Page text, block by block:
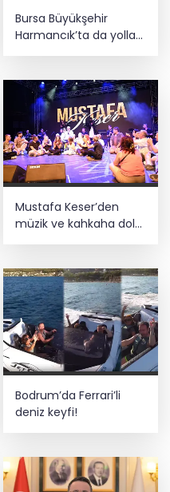
Bursa Büyükşehir
Harmancık’ta da yolları
Mustafa Keser’den
müzik ve kahkaha dolu
Bodrum’da Ferrari’li
deniz keyfi!